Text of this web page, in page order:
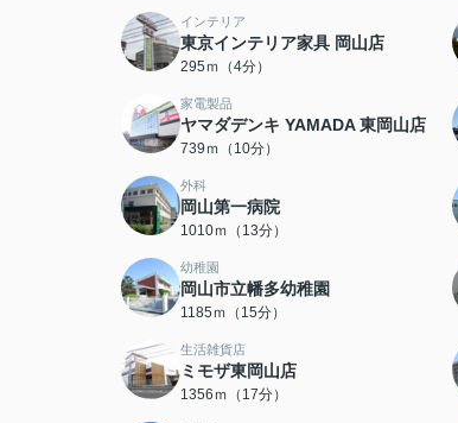
インテリア
東京インテリア家具 岡山店
295ｍ（4分）
家電製品
ヤマダデンキ YAMADA 東岡山店
739ｍ（10分）
外科
岡山第一病院
1010ｍ（13分）
幼稚園
岡山市立幡多幼稚園
1185ｍ（15分）
生活雑貨店
ミモザ東岡山店
1356ｍ（17分）